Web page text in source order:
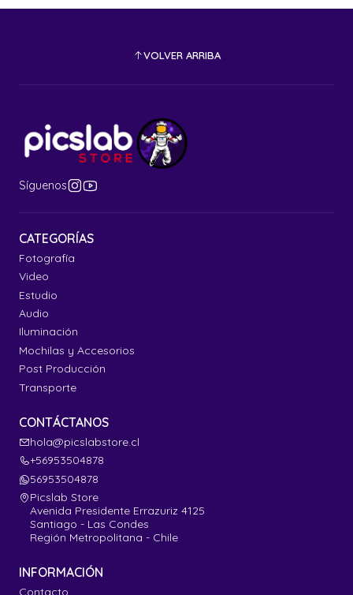
VOLVER ARRIBA
Síguenos
CATEGORÍAS
Fotografía
Video
Estudio
Audio
Iluminación
Mochilas y Accesorios
Post Producción
Transporte
CONTÁCTANOS
hola@picslabstore.cl
+56953504878
56953504878
Picslab Store
Avenida Presidente Errazuriz 4125
Santiago - Las Condes
Región Metropolitana - Chile
INFORMACIÓN